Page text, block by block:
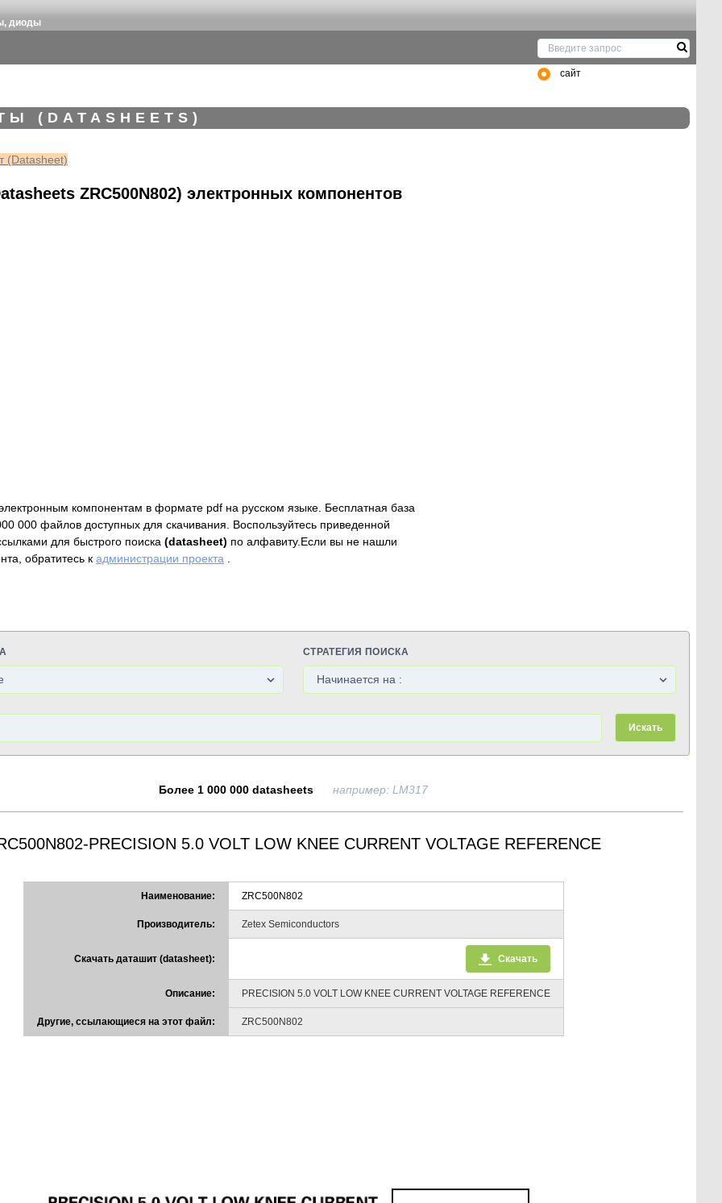
диоды
сайт
(DATASHEETS)
(Datasheet)
ZRC500N802) электронных компонентов
компонентам в формате pdf на русском языке. Бесплатная база
000 файлов доступных для скачивания. Воспользуйтесь приведенной
для быстрого поиска (datasheet) по алфавиту.Если вы не нашли
обратитесь к администрации проекта .
СТРАТЕГИЯ ПОИСКА
Искать
Более 1 000 000 datasheets например: LM317
PRECISION 5.0 VOLT LOW KNEE CURRENT VOLTAGE REFERENCE
Наименование: ZRC500N802
Производитель: Zetex Semiconductors
Скачать даташит (datasheet): Скачать
Описание: PRECISION 5.0 VOLT LOW KNEE CURRENT VOLTAGE REFERENCE
Другие, ссылающиеся на этот файл: ZRC500N802